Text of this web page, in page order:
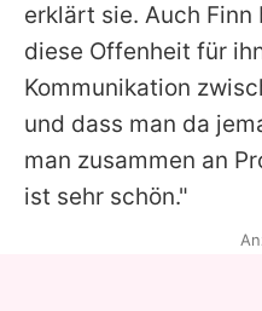
erklärt sie. Auch
diese Offenheit für
Kommunikation
und dass man da
man zusammen an
ist sehr schön."